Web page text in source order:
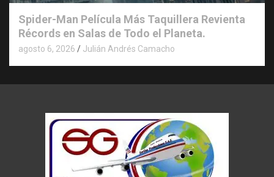
Spider-Man Película Más Taquillera Revienta
Récords en Salas de Todo el Planeta.
agosto 6, 2026 Julián Andrés Camacho